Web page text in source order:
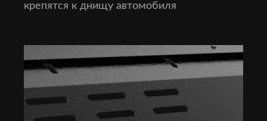
крепятся к днищу автомобиля